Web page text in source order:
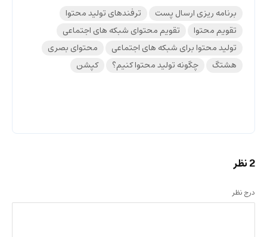
برنامه ریزی ارسال پست
ترفندهای تولید محتوا
تقویم محتوا
تقویم محتوای شبکه های اجتماعی
تولید محتوا برای شبکه های اجتماعی
محتوای بصری
هشتگ
چگونه تولید محتوا کنیم؟ کپشن
2 نظر
درج نظر